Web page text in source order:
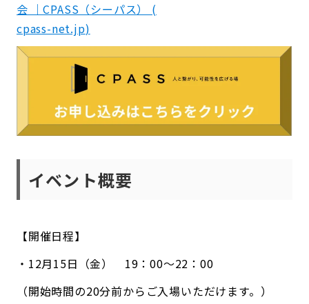
会 ｜CPASS（シーパス） (
cpass-net.jp)
イベント概要
【開催日程】
・12月15日（金） 19：00〜22：00
（開始時間の20分前からご入場いただけます。）